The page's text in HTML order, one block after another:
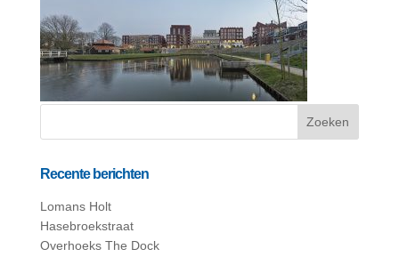
Recente berichten
Lomans Holt
Hasebroekstraat
Overhoeks The Dock